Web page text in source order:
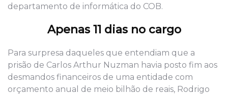
departamento de informática do COB.
Apenas 11 dias no cargo
Para surpresa daqueles que entendiam que a
prisão de Carlos Arthur Nuzman havia posto fim aos
desmandos financeiros de uma entidade com
orçamento anual de meio bilhão de reais, Rodrigo